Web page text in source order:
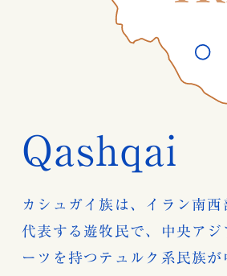
Qashqai
カシュガイ族は、イラン南
代表する遊牧民で、中央ア
ーツを持つテュルク系民族